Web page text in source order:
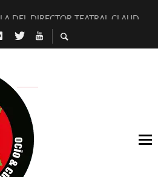
DEL DIRECTOR TEATRAL CLAUDIO
DE LA KATARSIS DEL TOMATAZO
[BITÁCORA 3.0] EN EXVITA
EN EXVITA [RELATIVA
EXVITA INTERPRETANDO A SERRAT
DE ARMONÍA PERSECUTORIA]
NOS EXPLICA [DESCASADA]